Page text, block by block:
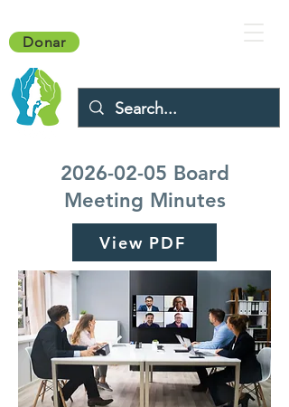
Donar
2026-02-05 Board
Meeting Minutes
View PDF